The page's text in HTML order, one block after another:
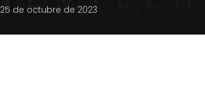
25 de octubre de 2023